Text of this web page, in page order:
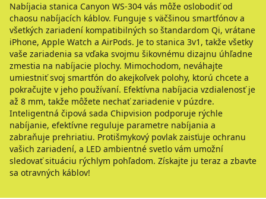
Nabíjacia stanica Canyon WS-304 vás môže oslobodiť od
chaosu nabíjacích káblov. Funguje s väčšinou smartfónov a
všetkých zariadení kompatibilných so štandardom Qi, vrátane
iPhone, Apple Watch a AirPods. Je to stanica 3v1, takže všetky
vaše zariadenia sa vďaka svojmu šikovnému dizajnu úhľadne
zmestia na nabíjacie plochy. Mimochodom, neváhajte
umiestniť svoj smartfón do akejkoľvek polohy, ktorú chcete a
pokračujte v jeho používaní. Efektívna nabíjacia vzdialenosť je
až 8 mm, takže môžete nechať zariadenie v púzdre.
Inteligentná čipová sada Chipvision podporuje rýchle
nabíjanie, efektívne reguluje parametre nabíjania a
zabraňuje prehriatiu. Protišmykový povlak zaisťuje ochranu
vašich zariadení, a LED ambientné svetlo vám umožní
sledovať situáciu rýchlym pohľadom. Získajte ju teraz a zbavte
sa otravných káblov!